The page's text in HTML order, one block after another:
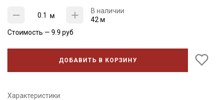
м
В наличии
42 м
Стоимость — 9.9 руб
ДОБАВИТЬ В КОРЗИНУ
Характеристики